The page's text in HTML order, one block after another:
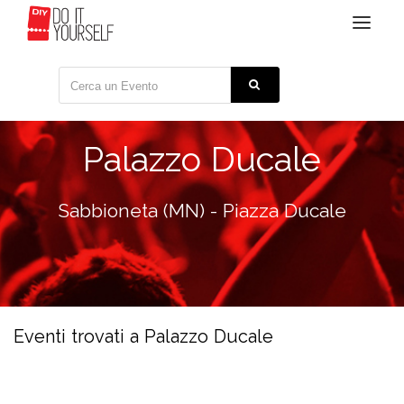
Toggle
Palazzo Ducale
Sabbioneta (MN) - Piazza Ducale
Eventi trovati a Palazzo Ducale